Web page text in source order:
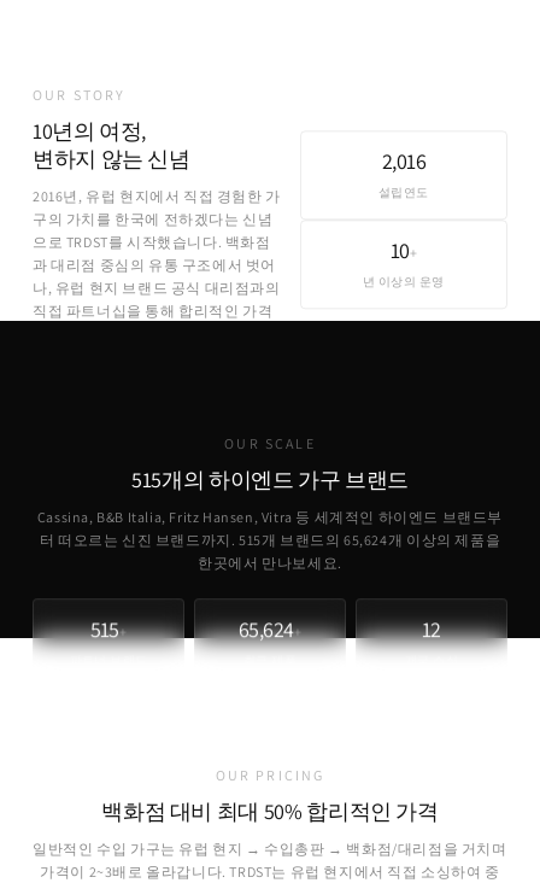
OUR STORY
10년의 여정,
변하지 않는 신념
2016년, 유럽 현지에서 직접 경험한 가
구의 가치를 한국에 전하겠다는 신념
으로 TRDST를 시작했습니다. 백화점
과 대리점 중심의 유통 구조에서 벗어
나, 유럽 현지 브랜드 공식 대리점과의
직접 파트너십을 통해 합리적인 가격
2,016
설립연도
10+
년 이상의 운영
OUR SCALE
515개의 하이엔드 가구 브랜드
Cassina, B&B Italia, Fritz Hansen, Vitra 등 세계적인 하이엔드 브랜드부
터 떠오르는 신진 브랜드까지. 515개 브랜드의65,624개 이상의 제품을
한곳에서 만나보세요.
515+ 65,624+ 12
OUR PRICING
백화점 대비 최대 50% 합리적인 가격
일반적인 수입 가구는 유럽 현지 → 수입총판 → 백화점/대리점을 거치며
가격이 2~3배로 올라갑니다. TRDST는 유럽 현지에서 직접 소싱하여 중